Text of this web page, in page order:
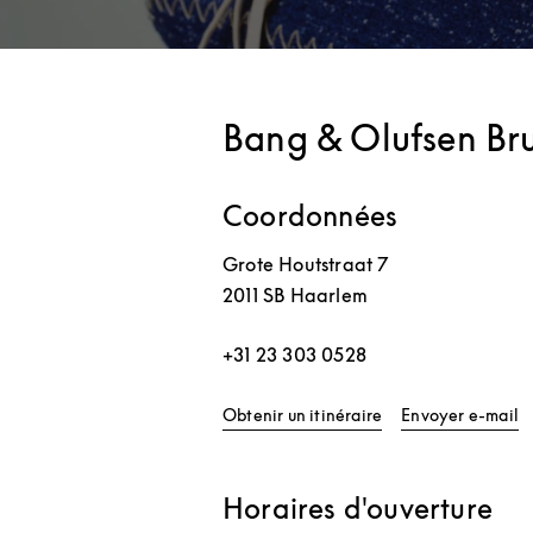
Bang & Olufsen
Coordonnées
Grote Houtstraat 7
2011 SB Haarlem
+31 23 303 0528
Obtenir un itinéraire Link Opens in New
Envoyer e-mail
Horaires d'ouverture